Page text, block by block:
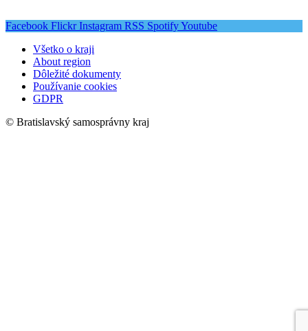
Facebook Flickr Instagram RSS SpotifyYoutube
Všetko o kraji
About region
Dôležité dokumenty
Používanie cookies
GDPR
© Bratislavský samosprávny kraj